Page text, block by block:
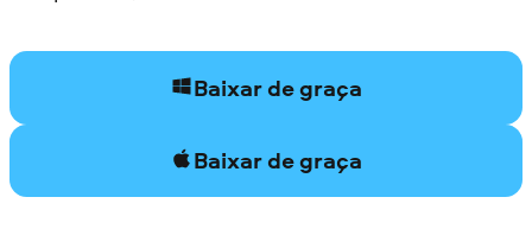
Baixar de graça
Baixar de graça